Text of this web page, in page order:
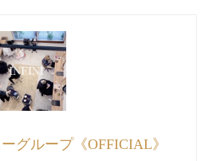
グループ《OFFICIAL》